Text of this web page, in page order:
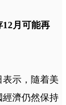
月可能再
示，隨着美
濟仍然保持